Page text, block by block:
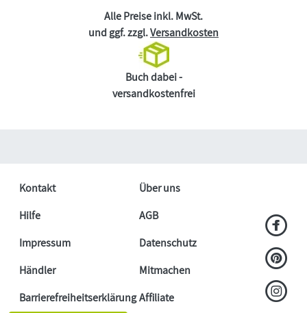
Alle Preise inkl. MwSt.
und ggf. zzgl.Versandkosten
Buch dabei -
versandkostenfrei
Kontakt
Über uns
Hilfe
AGB
Impressum
Datenschutz
Händler
Mitmachen
BarrierefreiheitserklärungAffiliate